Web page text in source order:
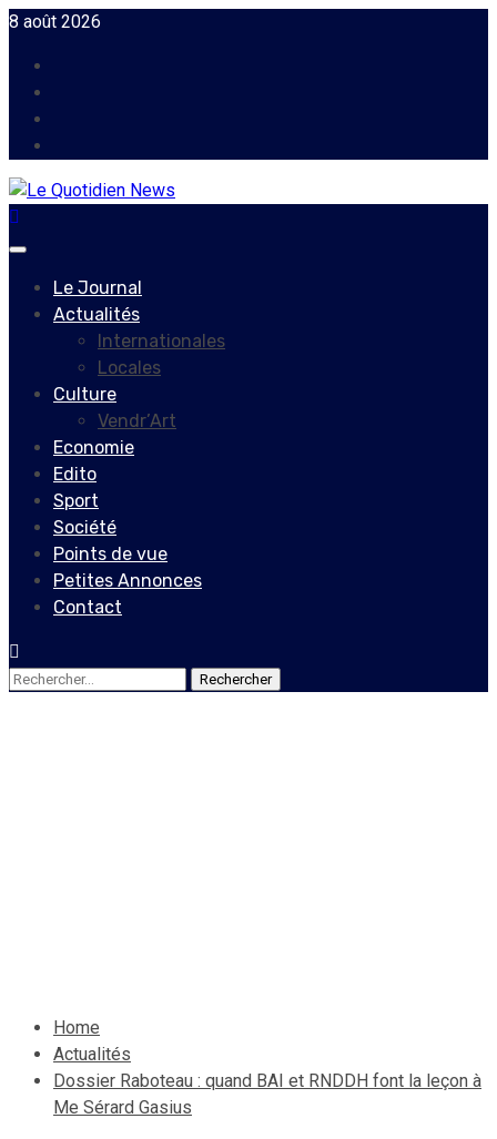
Skip
content
8 août 2026
Primary
Le Journal
Actualités
Internationales
Locales
Culture
Vendr’Art
Economie
Edito
Sport
Société
Points de vue
Petites Annonces
Contact
Rechercher :
Home
Actualités
Dossier Raboteau : quand BAI et RNDDH font la leçon à
Me Sérard Gasius